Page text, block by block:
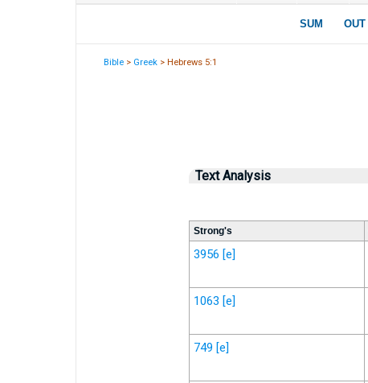
Bible > Greek > Hebrews 5:1
Text Analysis
Strong's
3956 [e]
1063 [e]
749 [e]